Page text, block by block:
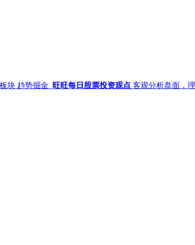
块 趋势掘金 旺旺每日股票投资观点 客观分析盘面，